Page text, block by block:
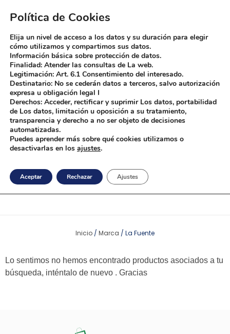
Warning: Attempt to read property "post_type" on null in
pro/auxin/auxin-include/include/functions.php
on line
Warning: Attempt to read property "post_type" on null in
/home/bolsasboddy/public_html/wp-content/themes/phlox-
pro/auxin/auxin-include/include/functions.php
Bolsas Boddy
Fabrica de bolsas personalizadas
La Fuente
Inicio / Marca / La Fuente
Lo sentimos no hemos encontrado productos asociados a tu
búsqueda, inténtalo de nuevo . Gracias
Política de Cookies
Elija un nivel de acceso a los datos y su duración para elegir
cómo utilizamos y compartimos sus datos.
Información básica sobre protección de datos.
Finalidad: Atender las consultas de La web.
Legitimación: Art. 6.1 Consentimiento del interesado.
Destinatario: No se cederán datos a terceros, salvo autorización
expresa u obligación legal I
Derechos: Acceder, rectificar y suprimir Los datos, portabilidad
de Los datos, limitación u oposición a su tratamiento,
transparencia y derecho a no ser objeto de decisiones
automatizadas.
Puedes aprender más sobre qué cookies utilizamos o
desactivarlas en los ajustes.
Aceptar Rechazar Ajustes